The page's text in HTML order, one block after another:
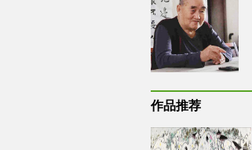
作品推荐